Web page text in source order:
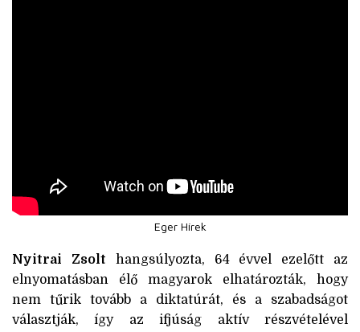
Eger Hírek
Nyitrai Zsolt hangsúlyozta, 64 évvel ezelőtt az
elnyomatásban élő magyarok elhatározták, hogy
nem tűrik tovább a diktatúrát, és a szabadságot
választják, így az ifjúság aktív részvételével